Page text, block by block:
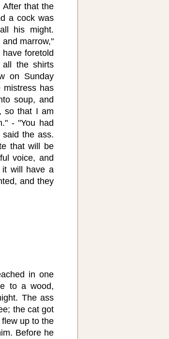
After that the
a cock was
his might.
marrow,"
foretold
all the shirts
on Sunday
mistress has
soup, and
so that I am
- "You had
said the ass.
that will be
voice, and
it will have a
and they
in one
to a wood,
The ass
the cat got
up to the
Before he